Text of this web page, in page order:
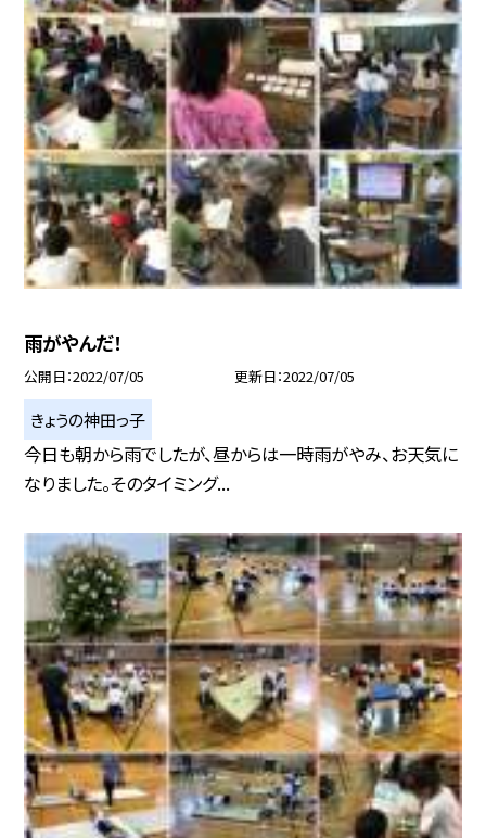
雨がやんだ！
公開日 2022/07/05 更新日 2022/07/05
きょうの神田っ子
今日も朝から雨でしたが、昼からは一時雨がやみ、お天気に
なりました。そのタイミング...